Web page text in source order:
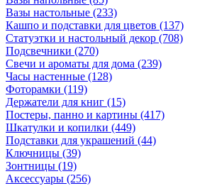
Вазы настольные (233)
Кашпо и подставки для цветов (137)
Статуэтки и настольный декор (708)
Подсвечники (270)
Свечи и ароматы для дома (239)
Часы настенные (128)
Фоторамки (119)
Держатели для книг (15)
Постеры, панно и картины (417)
Шкатулки и копилки (449)
Подставки для украшений (44)
Ключницы (39)
Зонтницы (19)
Аксессуары (256)